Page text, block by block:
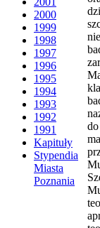
2000
1999
1998
1997
1996
1995
1994
1993
1992
1991
Kapituły
Stypendia
Miasta
Poznania